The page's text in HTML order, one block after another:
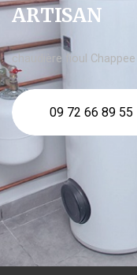
ARTISAN
chaudière fioul
09 72 66 89 55